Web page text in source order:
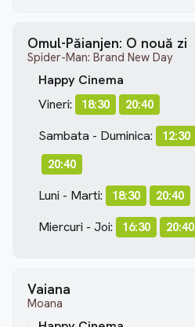
Omul-Păianjen: O nouă zi
Spider-Man: Brand New Day
Happy Cinema
Vineri:
18:30 20:40
Sambata - Duminica: 12:30
20:40
Luni - Marti: 18:30 20:40
Miercuri - Joi: 16:30 20:40
Vaiana
Moana